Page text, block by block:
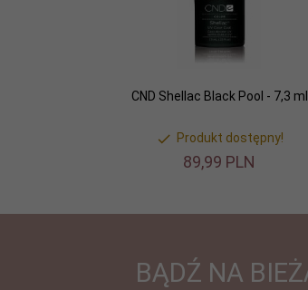
CND Shellac Black Pool - 7,3 ml
Produkt dostępny!
89,99 PLN
BĄDŹ NA